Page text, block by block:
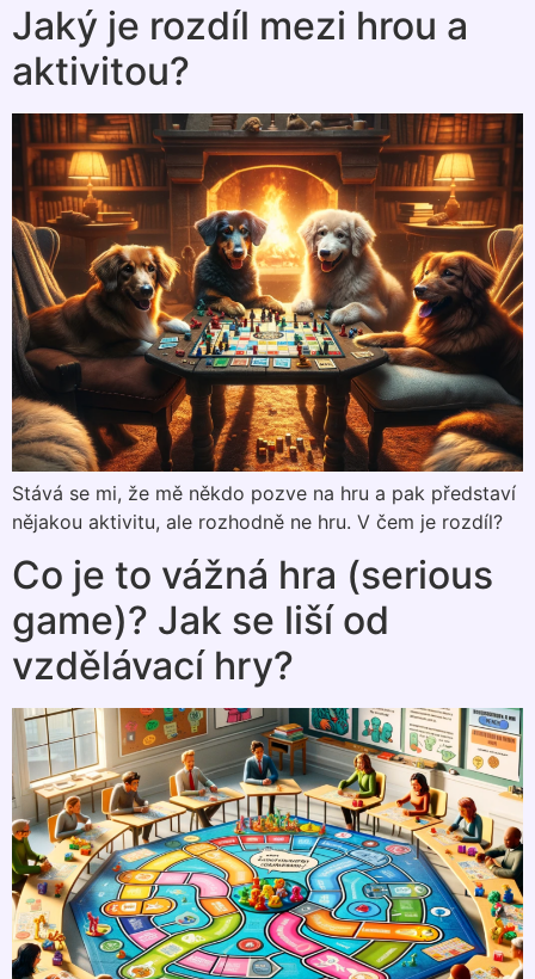
Jaký je rozdíl mezi hrou a
aktivitou?
Stává se mi, že mě někdo pozve na hru a pak představí
nějakou aktivitu, ale rozhodně ne hru. V čem je rozdíl?
Co je to vážná hra (serious
game)? Jak se liší od
vzdělávací hry?